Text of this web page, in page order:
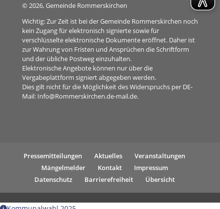
© 2026, Gemeinde Rommerskirchen
Wichtig: Zur Zeit ist bei der Gemeinde Rommerskirchen noch
kein Zugang für elektronisch signierte sowie für
verschlüsselte elektronische Dokumente eröffnet. Daher ist
zur Wahrung von Fristen und Ansprüchen die Schriftform
und der übliche Postweg einzuhalten.
Elektronische Angebote können nur über die
Vergabeplattform signiert abgegeben werden.
Dies gilt nicht für die Möglichkeit des Widerspruchs per DE-
Mail: Info@Rommerskirchen.de-mail.de.
Pressemitteilungen Aktuelles
Veranstaltungen
Mängelmelder
Kontakt
Impressum
Datenschutz
Barrierefreiheit Übersicht